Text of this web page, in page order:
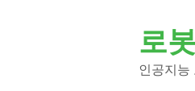
로
인공지능